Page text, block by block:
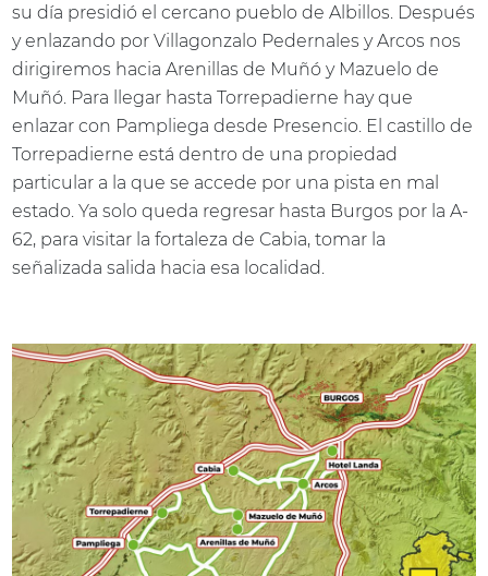
su día presidió el cercano pueblo de Albillos. Después
y enlazando por Villagonzalo Pedernales y Arcos nos
dirigiremos hacia Arenillas de Muñó y Mazuelo de
Muñó. Para llegar hasta Torrepadierne hay que
enlazar con Pampliega desde Presencio. El castillo de
Torrepadierne está dentro de una propiedad
particular a la que se accede por una pista en mal
estado. Ya solo queda regresar hasta Burgos por la A-
62, para visitar la fortaleza de Cabia, tomar la
señalizada salida hacia esa localidad.